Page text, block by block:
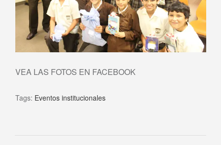
VEA LAS FOTOS EN FACEBOOK
Tags: Eventos institucionales